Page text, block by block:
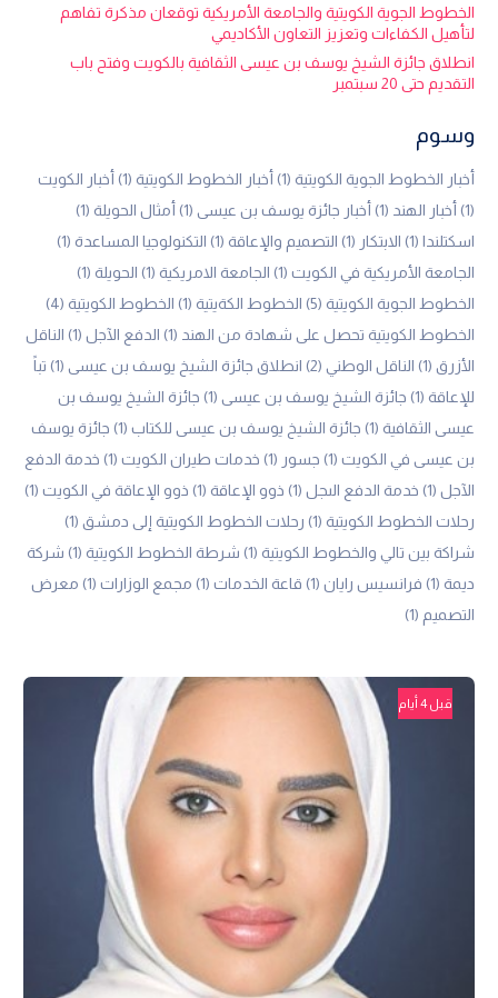
الخطوط الجوية الكويتية والجامعة الأمريكية توقعان مذكرة تفاهم
لتأهيل الكفاءات وتعزيز التعاون الأكاديمي
انطلاق جائزة الشيخ يوسف بن عيسى الثقافية بالكويت وفتح باب
التقديم حتى 20 سبتمبر
وسوم
أخبار الخطوط الجوية الكويتية (1) أخبار الخطوط الكويتية (1)
أخبار الكويت
(1)
أخبار الهند (1) أخبار جائزة يوسف بن عيسى (1) أمثال الحويلة (1)
اسكتلندا (1) الابتكار (1) التصميم والإعاقة (1) التكنولوجيا المساعدة (1)
الجامعة الأمريكية في الكويت (1) الجامعة الامريكية (1) الحويلة (1)
الخطوط الجوية الكويتية (5) الخطوط الكةيتية (1) الخطوط الكويتية (4)
الخطوط الكويتية تحصل على شهادة من الهند (1) الدفع الآجل (1)
الناقل
الأزرق (1) الناقل الوطني (2) انطلاق جائزة الشيخ يوسف بن عيسى (1)
تباً
للإعاقة (1) جائزة الشيخ يوسف بن عيسى (1)
جائزة الشيخ يوسف بن
عيسى الثقافية (1) جائزة الشيخ يوسف بن عيسى للكتاب (1)
جائزة يوسف
بن عيسى في الكويت (1) جسور (1) خدمات طيران الكويت (1)
خدمة الدفع
الآجل (1) خدمة الدفع الىجل (1) ذوو الإعاقة (1) ذوو الإعاقة في الكويت (1)
رحلات الخطوط الكويتية (1) رحلات الخطوط الكويتية إلى دمشق (1)
شراكة بين تالي والخطوط الكويتية (1) شرطة الخطوط الكويتية (1)
شركة
ديمة (1) فرانسيس رايان (1) قاعة الخدمات (1) مجمع الوزارات (1)
معرض
التصميم (1)
قبل 4 أيام